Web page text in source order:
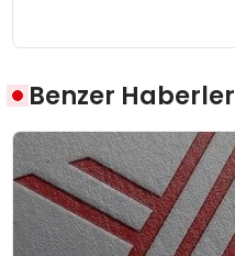
Benzer Haberler